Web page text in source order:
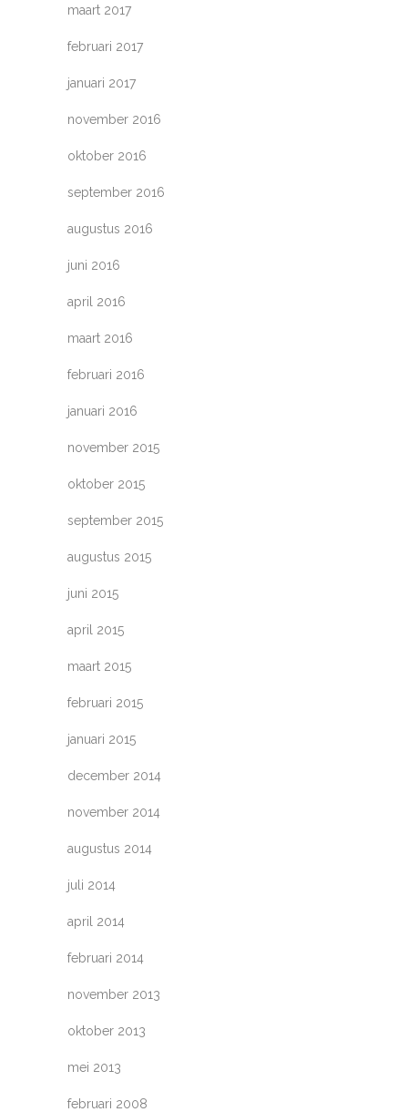
maart 2017
februari 2017
januari 2017
november 2016
oktober 2016
september 2016
augustus 2016
juni 2016
april 2016
maart 2016
februari 2016
januari 2016
november 2015
oktober 2015
september 2015
augustus 2015
juni 2015
april 2015
maart 2015
februari 2015
januari 2015
december 2014
november 2014
augustus 2014
juli 2014
april 2014
februari 2014
november 2013
oktober 2013
mei 2013
februari 2008